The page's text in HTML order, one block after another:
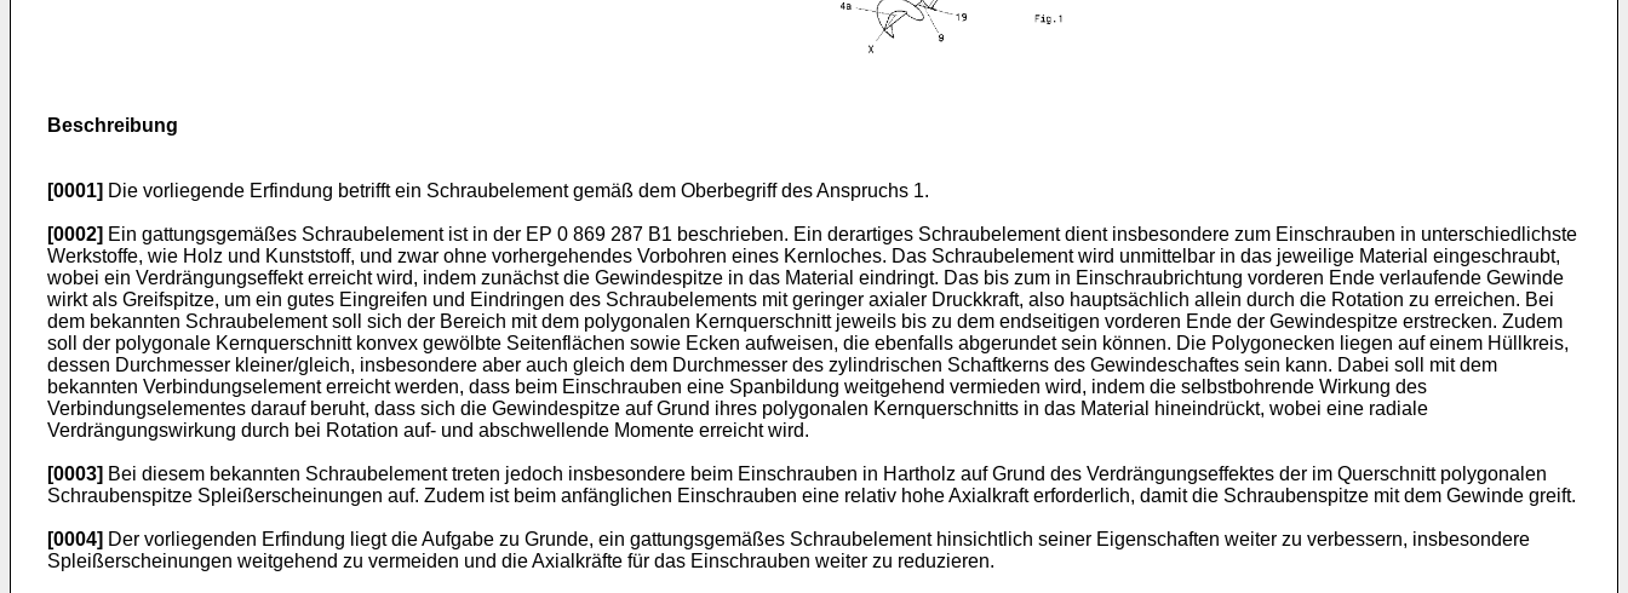
Beschreibung
[0001] Die vorliegende Erfindung betrifft ein Schraubelement gemäß dem Oberbegriff des Anspruchs 1.
[0002] Ein gattungsgemäßes Schraubelement ist in der EP 0 869 287 B1 beschrieben. Ein derartiges Schraubelement dient insbesondere zum Einschrauben in unterschiedlichste
Werkstoffe, wie Holz und Kunststoff, und zwar ohne vorhergehendes Vorbohren eines Kernloches. Das Schraubelement wird unmittelbar in das jeweilige Material eingeschraubt,
wobei ein Verdrängungseffekt erreicht wird, indem zunächst die Gewindespitze in das Material eindringt. Das bis zum in Einschraubrichtung vorderen Ende verlaufende Gewinde
wirkt als Greifspitze, um ein gutes Eingreifen und Eindringen des Schraubelements mit geringer axialer Druckkraft, also hauptsächlich allein durch die Rotation zu erreichen. Bei
dem bekannten Schraubelement soll sich der Bereich mit dem polygonalen Kernquerschnitt jeweils bis zu dem endseitigen vorderen Ende der Gewindespitze erstrecken. Zudem
soll der polygonale Kernquerschnitt konvex gewölbte Seitenflächen sowie Ecken aufweisen, die ebenfalls abgerundet sein können. Die Polygonecken liegen auf einem Hüllkreis,
dessen Durchmesser kleiner/gleich, insbesondere aber auch gleich dem Durchmesser des zylindrischen Schaftkerns des Gewindeschaftes sein kann. Dabei soll mit dem
bekannten Verbindungselement erreicht werden, dass beim Einschrauben eine Spanbildung weitgehend vermieden wird, indem die selbstbohrende Wirkung des
Verbindungselementes darauf beruht, dass sich die Gewindespitze auf Grund ihres polygonalen Kernquerschnitts in das Material hineindrückt, wobei eine radiale
Verdrängungswirkung durch bei Rotation auf- und abschwellende Momente erreicht wird.
[0003] Bei diesem bekannten Schraubelement treten jedoch insbesondere beim Einschrauben in Hartholz auf Grund des Verdrängungseffektes der im Querschnitt polygonalen
Schraubenspitze Spleißerscheinungen auf. Zudem ist beim anfänglichen Einschrauben eine relativ hohe Axialkraft erforderlich, damit die Schraubenspitze mit dem Gewinde greift.
[0004] Der vorliegenden Erfindung liegt die Aufgabe zu Grunde, ein gattungsgemäßes Schraubelement hinsichtlich seiner Eigenschaften weiter zu verbessern, insbesondere
Spleißerscheinungen weitgehend zu vermeiden und die Axialkräfte für das Einschrauben weiter zu reduzieren.